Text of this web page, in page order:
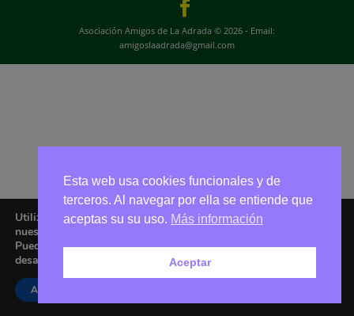
Asociación Amigos de La Adrada © 2026 - Email:
amigoslaadrada@gmail.com
Utilizamos cookies para ofrecerte la mejor experiencia en
nuestra web.
Puedes aprender más sobre qué cookies utilizamos o
desactivarlas en los
Aceptar
Esta web usa cookies funcionales y de
terceros. Al navegar por ella se entiende que
aceptas su su uso. Más información
Aceptar